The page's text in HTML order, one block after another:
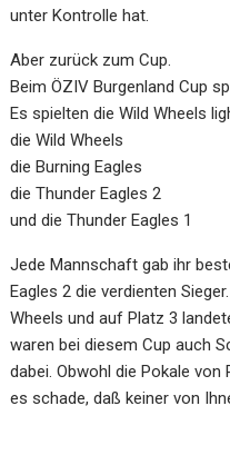
unter Kontrolle hat.
Aber zurück zum Cup.
Beim ÖZIV Burgenland Cup
Es spielten die Wild Wheels
die Wild Wheels
die Burning Eagles
die Thunder Eagles 2
und die Thunder Eagles 1
Jede Mannschaft gab ihr
Eagles 2 die verdienten
Wheels und auf Platz 3
waren bei diesem Cup auch
dabei. Obwohl die Pokale
es schade, daß keiner von